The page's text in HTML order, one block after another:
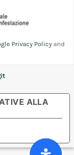
Privacy Policyand
ALLA